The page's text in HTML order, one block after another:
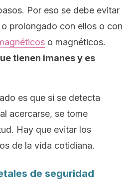
Por eso se debe evitar
prolongado con ellos o con
o magnéticos.
tienen imanes y es
es que si se detecta
acercarse, se tome
Hay que evitar los
de la vida cotidiana.
de seguridad